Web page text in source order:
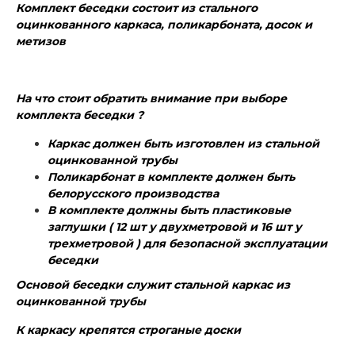
Комплект беседки состоит из стального
оцинкованного каркаса, поликарбоната, досок и
метизов
На что стоит обратить внимание при выборе
комплекта беседки ?
Каркас должен быть изготовлен из стальной
оцинкованной трубы
Поликарбонат в комплекте должен быть
белорусского производства
В комплекте должны быть пластиковые
заглушки ( 12 шт у двухметровой и 16 шт у
трехметровой ) для безопасной эксплуатации
беседки
Основой беседки служит стальной каркас из
оцинкованной трубы
К каркасу крепятся строганые доски